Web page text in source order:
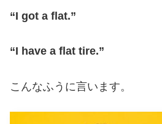
“I got a flat.”
“I have a flat tire.”
こんなふうに言います。